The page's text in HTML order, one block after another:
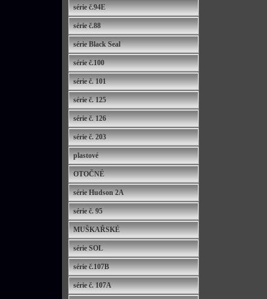
série č.94E
série č.88
série Black Seal
série č.100
série č. 101
série č. 125
série č. 126
série č. 203
plastové
OTOČNÉ
série Hudson 2A
série č. 95
MUŠKAŘSKÉ
série SOL
série č.107B
série č. 107A